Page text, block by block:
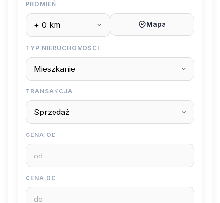
PROMIEŃ
Mapa
TYP NIERUCHOMOŚCI
TRANSAKCJA
CENA OD
CENA DO